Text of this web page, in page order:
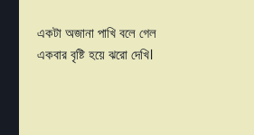
একটা অজানা পাখি বলে গেল
একবার বৃষ্টি হয়ে ঝরো দেখি।